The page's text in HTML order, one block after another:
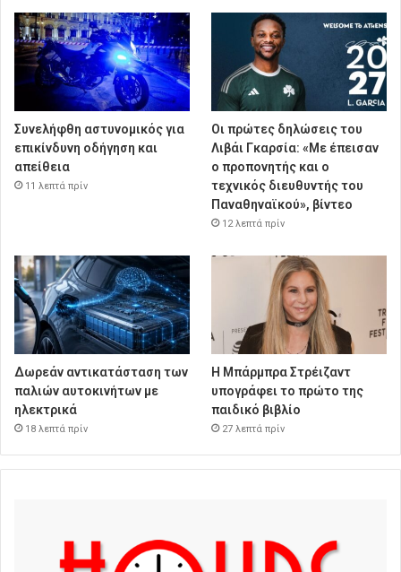
Συνελήφθη αστυνομικός για
επικίνδυνη οδήγηση και
απείθεια
11 λεπτά πρίν
Οι πρώτες δηλώσεις του
Λιβάι Γκαρσία: «Με έπεισαν
ο προπονητής και ο
τεχνικός διευθυντής του
Παναθηναϊκού», βίντεο
12 λεπτά πρίν
Δωρεάν αντικατάσταση των
παλιών αυτοκινήτων με
ηλεκτρικά
18 λεπτά πρίν
Η Μπάρμπρα Στρέιζαντ
υπογράφει το πρώτο της
παιδικό βιβλίο
27 λεπτά πρίν